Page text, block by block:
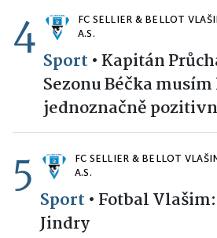
4
FC SELLIER & BELLOT
A.S.
Sport • Kapitán
Sezonu Béčka
jednoznačně
5
FC SELLIER & BELLOT
A.S.
Sport • Fotbal
Jindry